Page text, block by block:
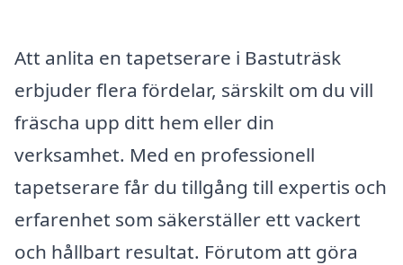
Att anlita en tapetserare i Bastuträsk
erbjuder flera fördelar, särskilt om du vill
fräscha upp ditt hem eller din
verksamhet. Med en professionell
tapetserare får du tillgång till expertis och
erfarenhet som säkerställer ett vackert
och hållbart resultat. Förutom att göra